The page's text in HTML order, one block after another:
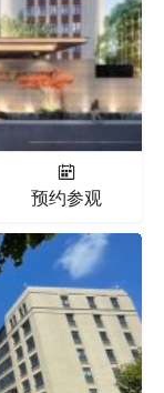
预约参观